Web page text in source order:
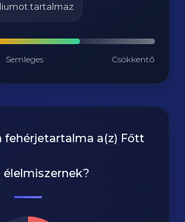
tartalmaz
Semleges Csökkentő
fehérjetartalma a(z) Főtt
élelmiszernek?